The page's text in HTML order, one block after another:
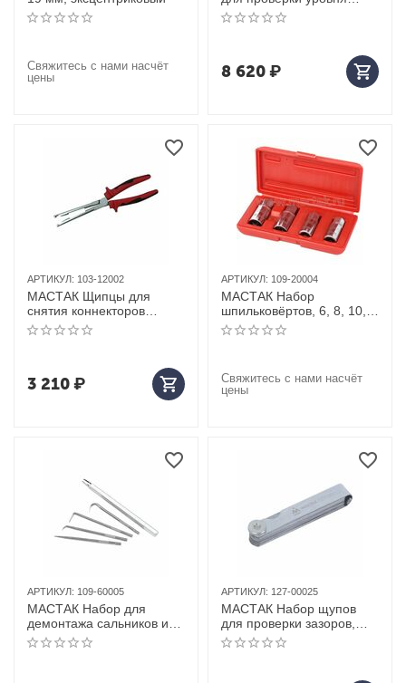
Свяжитесь с нами насчёт
цены
масла в двигателях и
АКПП MB, 4 предмета
8 620₽
АРТИКУЛ: 103-12002
МАСТАК Щипцы для
снятия коннекторов
свечей накала MB, AUDI,
VW, BMW
3 210₽
АРТИКУЛ: 109-20004
МАСТАК Набор
шпильковёртов, 6, 8, 10,
12 мм, эксцентриковые, 4
предмета
Свяжитесь с нами насчёт
цены
АРТИКУЛ: 109-60005
МАСТАК Набор для
демонтажа сальников и
колец, 5 предметов
АРТИКУЛ: 127-00025
МАСТАК Набор щупов
для проверки зазоров,
0,04 -1,00 мм, 25 шт